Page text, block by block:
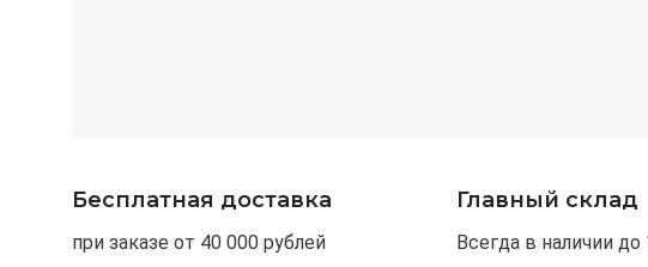
Бесплатная доставка
при заказе от 40 000 рублей
Главный склад
Всегда в наличии